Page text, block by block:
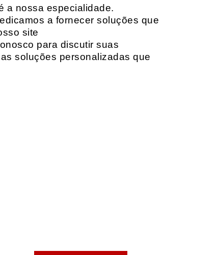
a nossa especialidade.
a fornecer soluções que
site
para discutir suas
soluções personalizadas que